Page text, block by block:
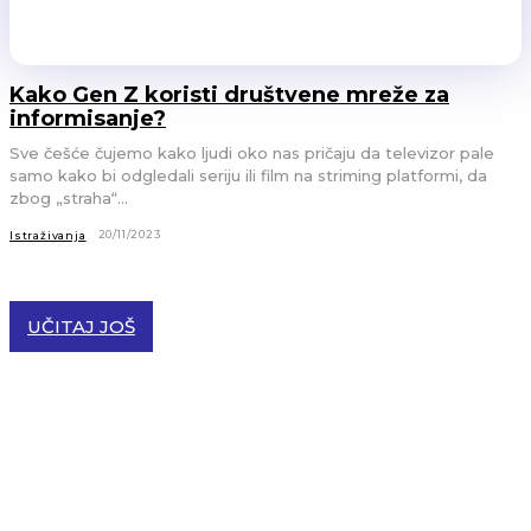
Kako Gen Z koristi društvene mreže za
informisanje?
Sve češće čujemo kako ljudi oko nas pričaju da televizor pale
samo kako bi odgledali seriju ili film na striming platformi, da
zbog „straha“...
Istraživanja 20/11/2023
UČITAJ JOŠ